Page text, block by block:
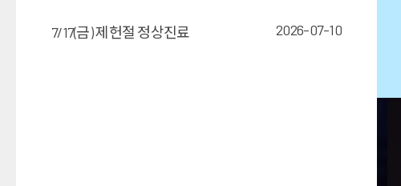
7/17(금) 제헌절 정상진료 2026-07-10